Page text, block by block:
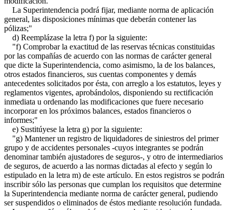
La Superintendencia podrá fijar, mediante norma de aplicación
general, las disposiciones mínimas que deberán contener las
pólizas;"
d) Reemplázase la letra f) por la siguiente:
"f) Comprobar la exactitud de las reservas técnicas constituidas
por las compañías de acuerdo con las normas de carácter general
que dicte la Superintendencia, como asimismo, la de los balances,
otros estados financieros, sus cuentas componentes y demás
antecedentes solicitados por ésta, con arreglo a los estatutos, leyes y
reglamentos vigentes, aprobándolos, disponiendo su rectificación
inmediata u ordenando las modificaciones que fuere necesario
incorporar en los próximos balances, estados financieros o
informes;"
e) Sustitúyese la letra g) por la siguiente:
"g) Mantener un registro de liquidadores de siniestros del primer
grupo y de accidentes personales -cuyos integrantes se podrán
denominar también ajustadores de seguros-, y otro de intermediarios
de seguros, de acuerdo a las normas dictadas al efecto y según lo
estipulado en la letra m) de este artículo. En estos registros se podrán
inscribir sólo las personas que cumplan los requisitos que determine
la Superintendencia mediante norma de carácter general, pudiendo
ser suspendidos o eliminados de éstos mediante resolución fundada.